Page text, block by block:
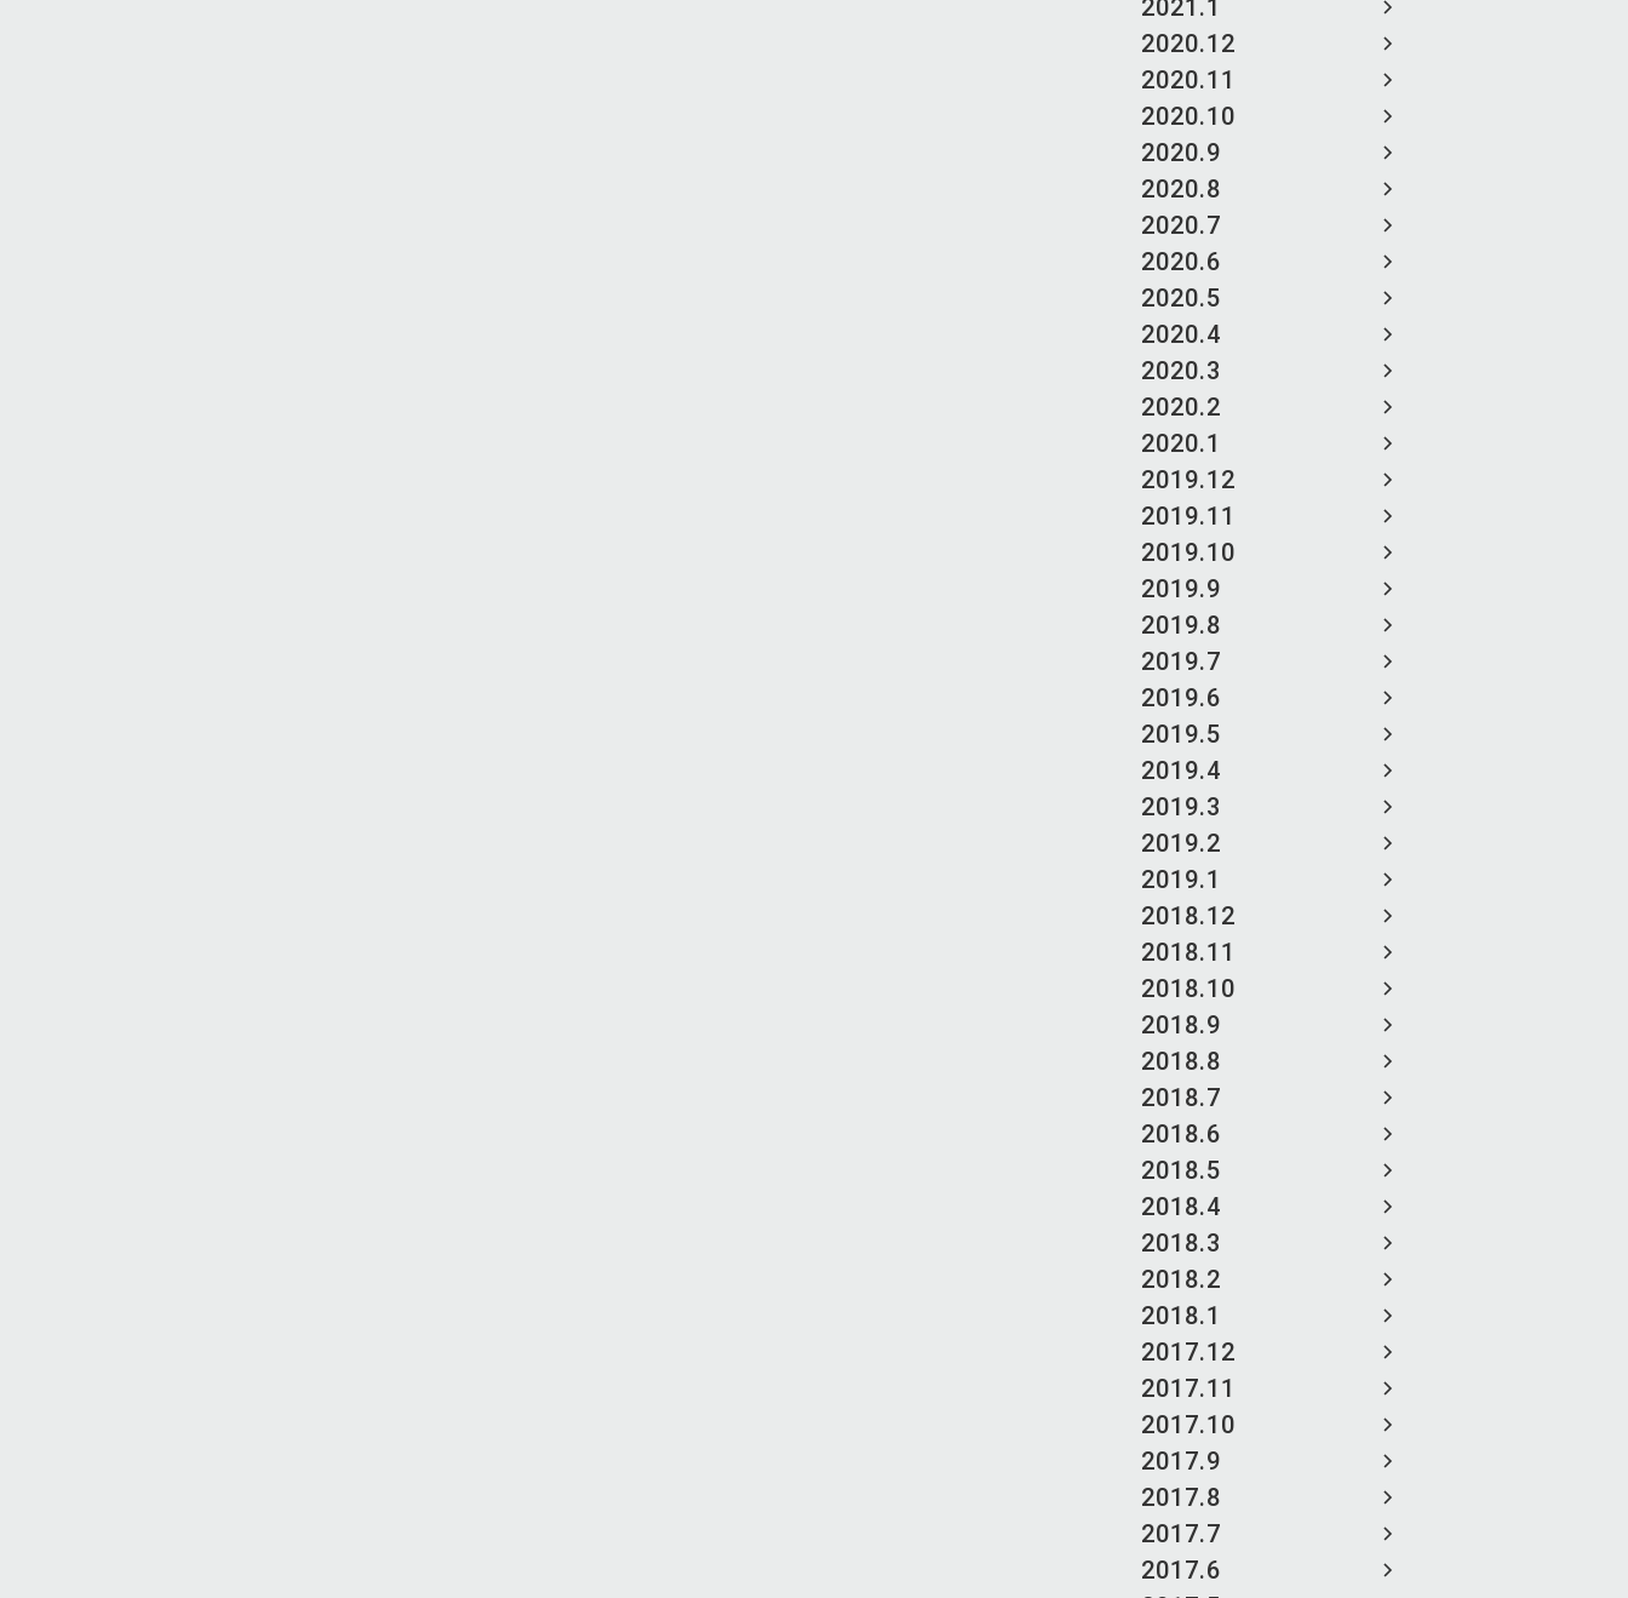
2021.1
2020.12
2020.11
2020.10
2020.9
2020.8
2020.7
2020.6
2020.5
2020.4
2020.3
2020.2
2020.1
2019.12
2019.11
2019.10
2019.9
2019.8
2019.7
2019.6
2019.5
2019.4
2019.3
2019.2
2019.1
2018.12
2018.11
2018.10
2018.9
2018.8
2018.7
2018.6
2018.5
2018.4
2018.3
2018.2
2018.1
2017.12
2017.11
2017.10
2017.9
2017.8
2017.7
2017.6